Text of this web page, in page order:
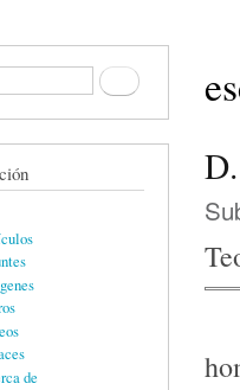
de búsquedaBuscar
de